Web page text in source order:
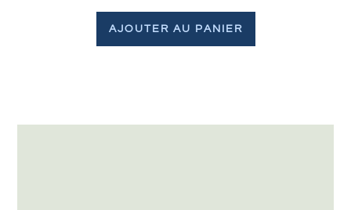
AJOUTER AU PANIER